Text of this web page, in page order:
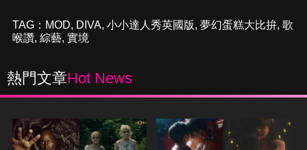
TAG： MOD, DIVA, 小小達人秀英國版, 夢幻蛋糕大比拚, 歌
喉讚, 綜藝, 實境
熱門文章Hot News